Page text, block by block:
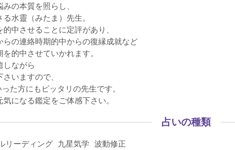
の本質を照らし、
水靈（みたま）先生。
中させることに定評があり、
の連絡時期的中からの復縁成就など
的中させていかれます。
しながら
いますので、
た方にもピッタリの先生です。
になる鑑定をご体感下さい。
占いの種類
リーディング 九星気学 波動修正